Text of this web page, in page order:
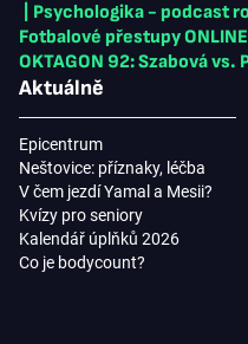
Psychologika - podcast
Fotbalové přestupy ONLINE
OKTAGON 92: Szabová vs.
Aktuálně
Epicentrum
Neštovice: příznaky, léčba
V čem jezdí Yamal a Mesii?
Kvízy pro seniory
Kalendář úplňků 2026
Co je bodycount?